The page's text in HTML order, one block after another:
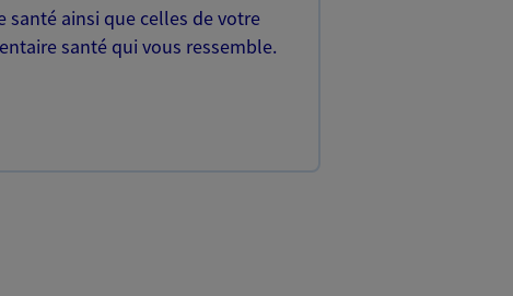
santé ainsi que celles de votre
santé qui vous ressemble.